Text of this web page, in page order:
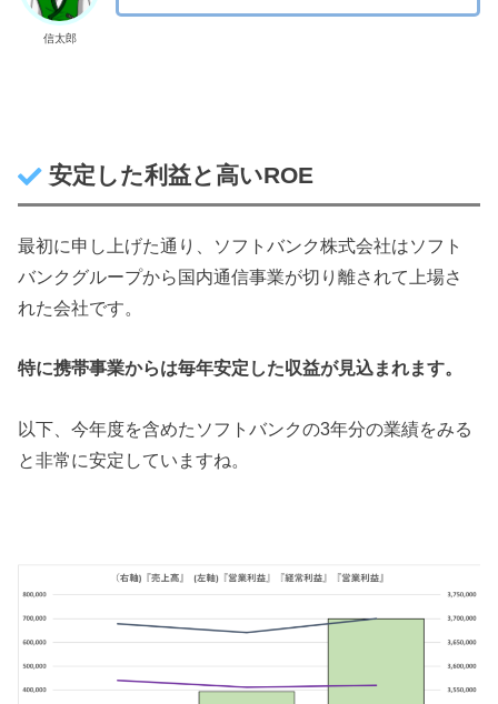
信太郎
安定した利益と高いROE
最初に申し上げた通り、ソフトバンク株式会社はソフト
バンクグループから国内通信事業が切り離されて上場さ
れた会社です。
特に携帯事業からは毎年安定した収益が見込まれます。
以下、今年度を含めたソフトバンクの3年分の業績をみる
と非常に安定していますね。